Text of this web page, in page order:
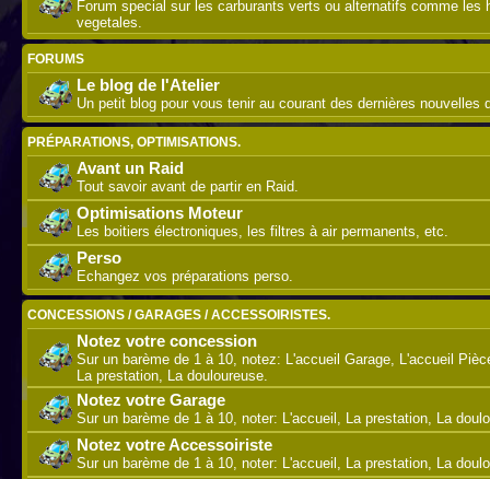
Forum special sur les carburants verts ou alternatifs comme les
vegetales.
FORUMS
Le blog de l'Atelier
Un petit blog pour vous tenir au courant des dernières nouvelles
PRÉPARATIONS, OPTIMISATIONS.
Avant un Raid
Tout savoir avant de partir en Raid.
Optimisations Moteur
Les boitiers électroniques, les filtres à air permanents, etc.
Perso
Echangez vos préparations perso.
CONCESSIONS / GARAGES / ACCESSOIRISTES.
Notez votre concession
Sur un barème de 1 à 10, notez: L'accueil Garage, L'accueil
La prestation, La douloureuse.
Notez votre Garage
Sur un barème de 1 à 10, noter: L'accueil, La prestation, La
Notez votre Accessoiriste
Sur un barème de 1 à 10, noter: L'accueil, La prestation, La